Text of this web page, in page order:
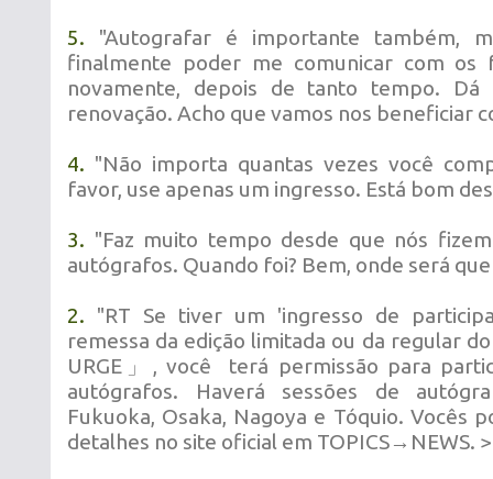
5. "Autografar é importante também,
finalmente poder me comunicar com os
novamente, depois de tanto tempo. Dá
renovação. Acho que vamos nos beneficiar
4. "Não importa quantas vezes você
favor, use apenas um ingresso. Está bom
3. "Faz muito tempo desde que nós
autógrafos. Quando foi? Bem, onde será
2. "RT Se tiver um 'ingresso de
remessa da edição limitada ou da regular do
URGE」, você terá permissão para
autógrafos. Haverá sessões de
Fukuoka, Osaka, Nagoya e Tóquio. Vocês
detalhes no site oficial em TOPICS→NEWS.